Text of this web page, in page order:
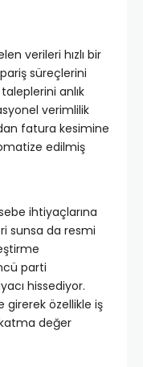
verileri hızlı bir
süreçlerini
anlık
verimlilik
fatura kesimine
edilmiş
ihtiyaçlarına
sunsa da resmi
parti
hissediyor.
girerek özellikle iş
değer